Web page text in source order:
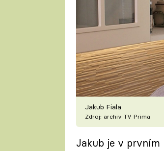
Jakub Fiala
Zdroj: archiv TV Prima
Jakub je v prvním